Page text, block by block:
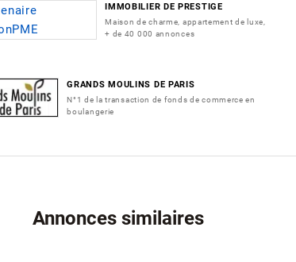
IMMOBILIER DE PRESTIGE
Maison de charme, appartement de luxe,
+ de 40 000 annonces
GRANDS MOULINS DE PARIS
N°1 de la transaction de fonds de commerce en
boulangerie
Annonces similaires